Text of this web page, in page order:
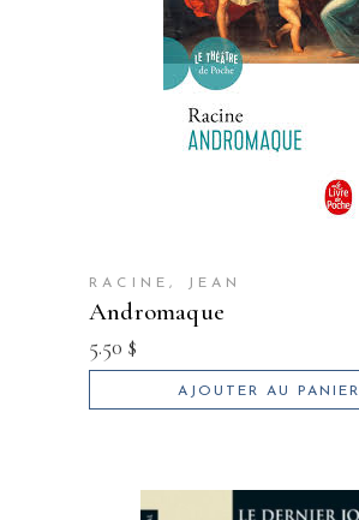
RACINE, JEAN
andromaque
5.50 $
AJOUTER AU PANIER